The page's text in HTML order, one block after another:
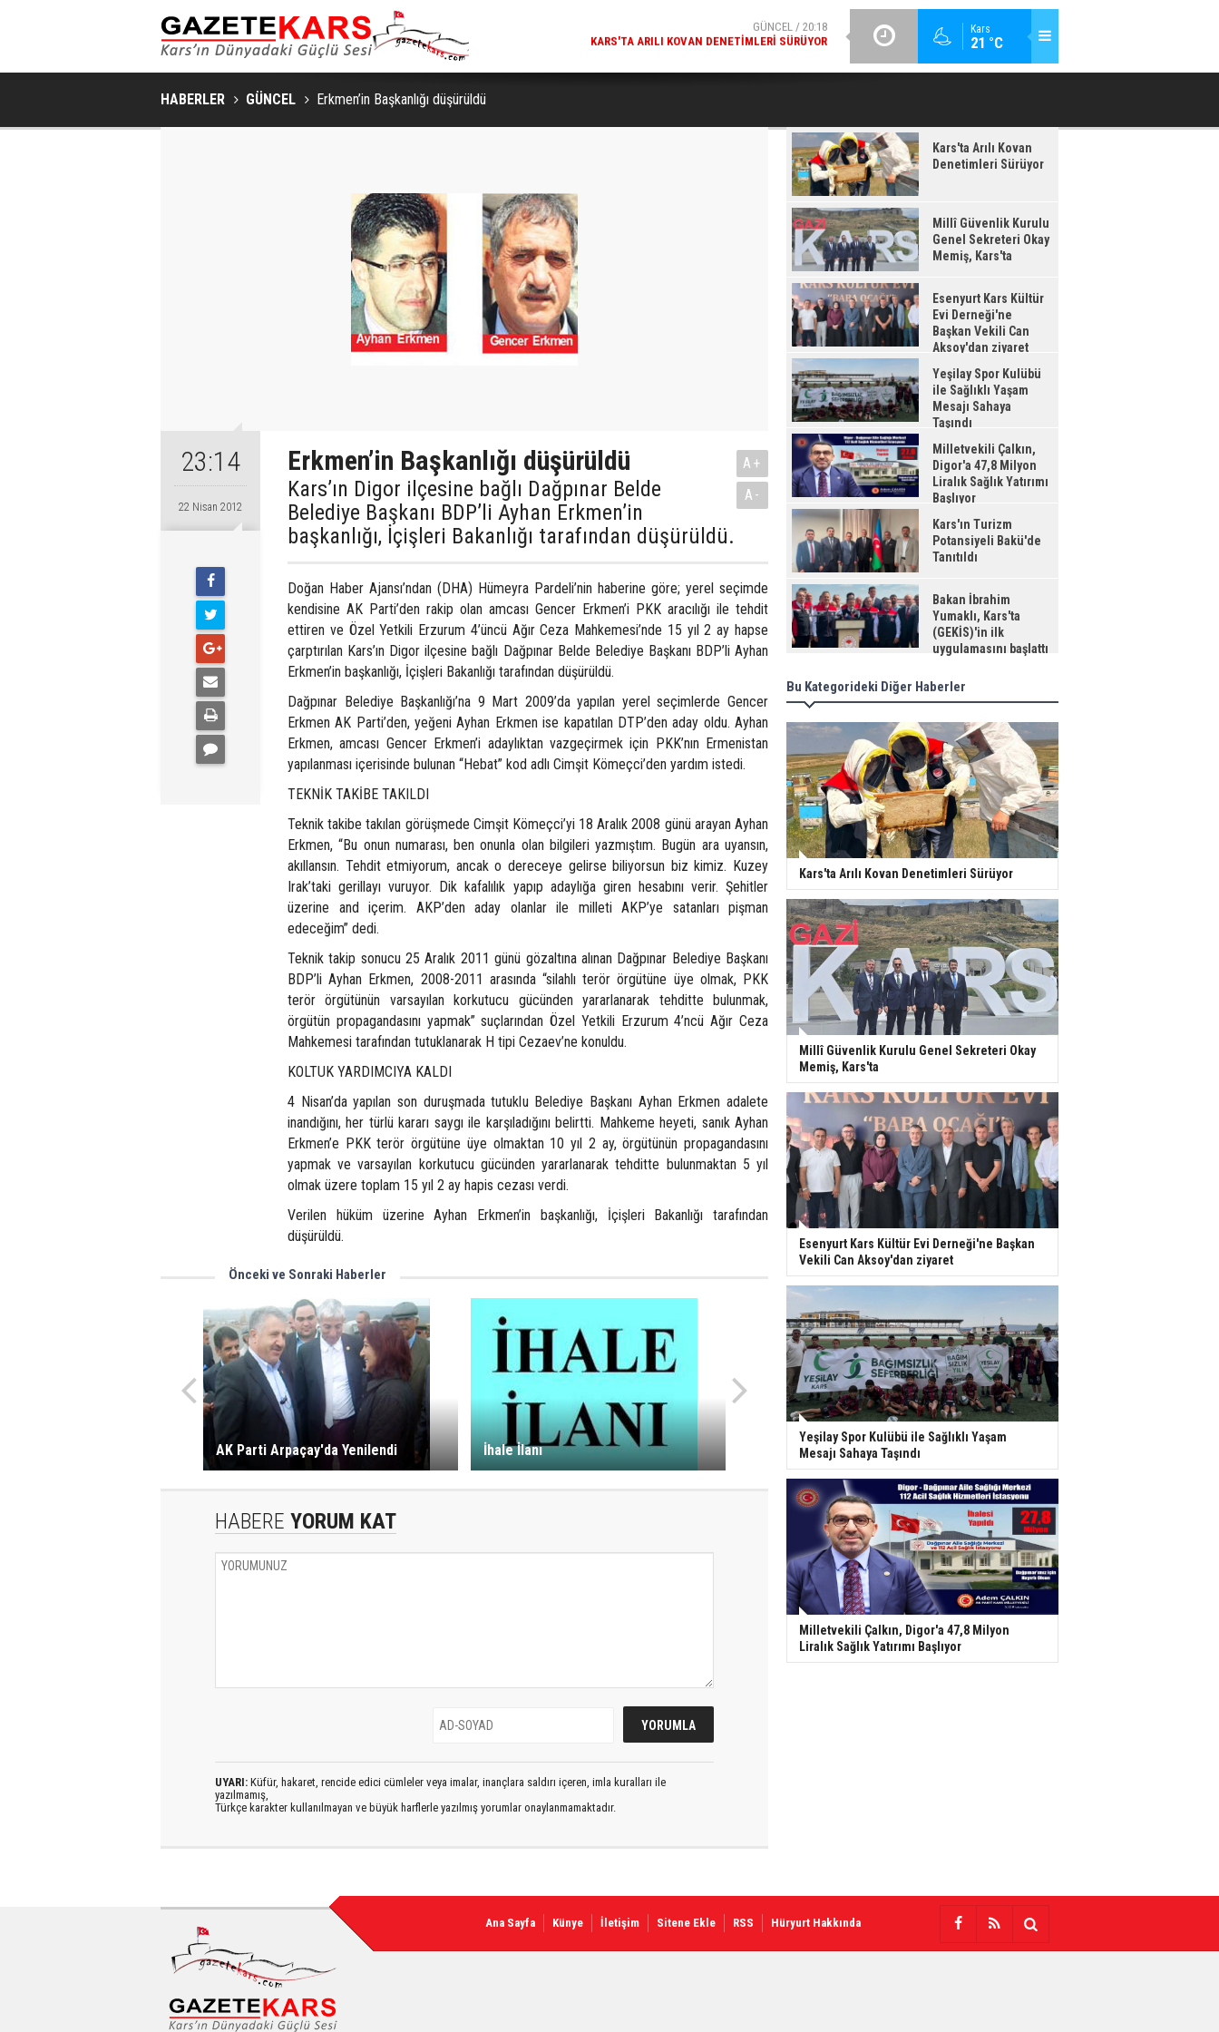
Kars
21 °C
GÜNCEL / 20:17
MILLÎ GÜVENLIK KURULU GENEL SEKRETERI OKAY MEMIŞ,
ESENYURT KARS KÜLTÜR EVI DERNEĞI'NE BAŞKAN VEKILI CAN
HABERLER GÜNCEL Erkmen’in Başkanlığı düşürüldü
23:14
22 Nisan 2012
Erkmen’in Başkanlığı düşürüldü
Kars’ın Digor ilçesine bağlı Dağpınar Belde
Belediye Başkanı BDP’li Ayhan Erkmen’in
başkanlığı, İçişleri Bakanlığı tarafından düşürüldü.
A+
A-
Doğan Haber Ajansı’ndan (DHA) Hümeyra Pardeli’nin haberine göre; yerel seçimde
kendisine AK Parti’den rakip olan amcası Gencer Erkmen’i PKK aracılığı ile tehdit
ettiren ve Özel Yetkili Erzurum 4’üncü Ağır Ceza Mahkemesi’nde 15 yıl 2 ay hapse
çarptırılan Kars’ın Digor ilçesine bağlı Dağpınar Belde Belediye Başkanı BDP’li Ayhan
Erkmen’in başkanlığı, İçişleri Bakanlığı tarafından düşürüldü.
Dağpınar Belediye Başkanlığı’na 9 Mart 2009’da yapılan yerel seçimlerde Gencer
Erkmen AK Parti’den, yeğeni Ayhan Erkmen ise kapatılan DTP’den aday oldu. Ayhan
Erkmen, amcası Gencer Erkmen’i adaylıktan vazgeçirmek için PKK’nın Ermenistan
yapılanması içerisinde bulunan “Hebat” kod adlı Cimşit Kömeçci’den yardım istedi.
TEKNİK TAKİBE TAKILDI
Teknik takibe takılan görüşmede Cimşit Kömeçci’yi 18 Aralık 2008 günü arayan Ayhan
Erkmen, “Bu onun numarası, ben onunla olan bilgileri yazmıştım. Bugün ara uyansın,
akıllansın. Tehdit etmiyorum, ancak o dereceye gelirse biliyorsun biz kimiz. Kuzey
Irak’taki gerillayı vuruyor. Dik kafalılık yapıp adaylığa giren hesabını verir. Şehitler
üzerine and içerim. AKP’den aday olanlar ile milleti AKP’ye satanları pişman
edeceğim” dedi.
Teknik takip sonucu 25 Aralık 2011 günü gözaltına alınan Dağpınar Belediye Başkanı
BDP’li Ayhan Erkmen, 2008-2011 arasında “silahlı terör örgütüne üye olmak, PKK
terör örgütünün varsayılan korkutucu gücünden yararlanarak tehditte bulunmak,
örgütün propagandasını yapmak” suçlarından Özel Yetkili Erzurum 4’ncü Ağır Ceza
Mahkemesi tarafından tutuklanarak H tipi Cezaev’ne konuldu.
KOLTUK YARDIMCIYA KALDI
4 Nisan’da yapılan son duruşmada tutuklu Belediye Başkanı Ayhan Erkmen adalete
inandığını, her türlü kararı saygı ile karşıladığını belirtti. Mahkeme heyeti, sanık Ayhan
Erkmen’e PKK terör örgütüne üye olmaktan 10 yıl 2 ay, örgütünün propagandasını
yapmak ve varsayılan korkutucu gücünden yararlanarak tehditte bulunmaktan 5 yıl
olmak üzere toplam 15 yıl 2 ay hapis cezası verdi.
Verilen hüküm üzerine Ayhan Erkmen’in başkanlığı, İçişleri Bakanlığı tarafından
düşürüldü.
Önceki ve Sonraki Haberler
AK Parti Arpaçay'da Yenilendi İhale İlanı
HABERE YORUM KAT
UYARI: Küfür, hakaret, rencide edici cümleler veya imalar, inançlara saldırı içeren, imla kuralları ile
yazılmamış,
Türkçe karakter kullanılmayan ve büyük harflerle yazılmış yorumlar onaylanmamaktadır.
Kars'ta Arılı Kovan
Denetimleri Sürüyor
Millî Güvenlik Kurulu
Genel Sekreteri Okay
Memiş, Kars'ta
Esenyurt Kars Kültür
Evi Derneği'ne
Başkan Vekili Can
Aksoy'dan ziyaret
Yeşilay Spor Kulübü
ile Sağlıklı Yaşam
Mesajı Sahaya
Taşındı
Milletvekili Çalkın,
Digor'a 47,8 Milyon
Liralık Sağlık Yatırımı
Başlıyor
Kars'ın Turizm
Potansiyeli Bakü'de
Tanıtıldı
Bakan İbrahim
Yumaklı, Kars'ta
(GEKİS)'in ilk
uygulamasını başlattı
Bu Kategorideki Diğer Haberler
Kars'ta Arılı Kovan Denetimleri Sürüyor
Millî Güvenlik Kurulu Genel Sekreteri Okay
Memiş, Kars'ta
Esenyurt Kars Kültür Evi Derneği'ne Başkan
Vekili Can Aksoy'dan ziyaret
Yeşilay Spor Kulübü ile Sağlıklı Yaşam
Mesajı Sahaya Taşındı
Milletvekili Çalkın, Digor'a 47,8 Milyon
Liralık Sağlık Yatırımı Başlıyor
Ana Sayfa Künye İletişim Sitene Ekle RSS Hüryurt Hakkında